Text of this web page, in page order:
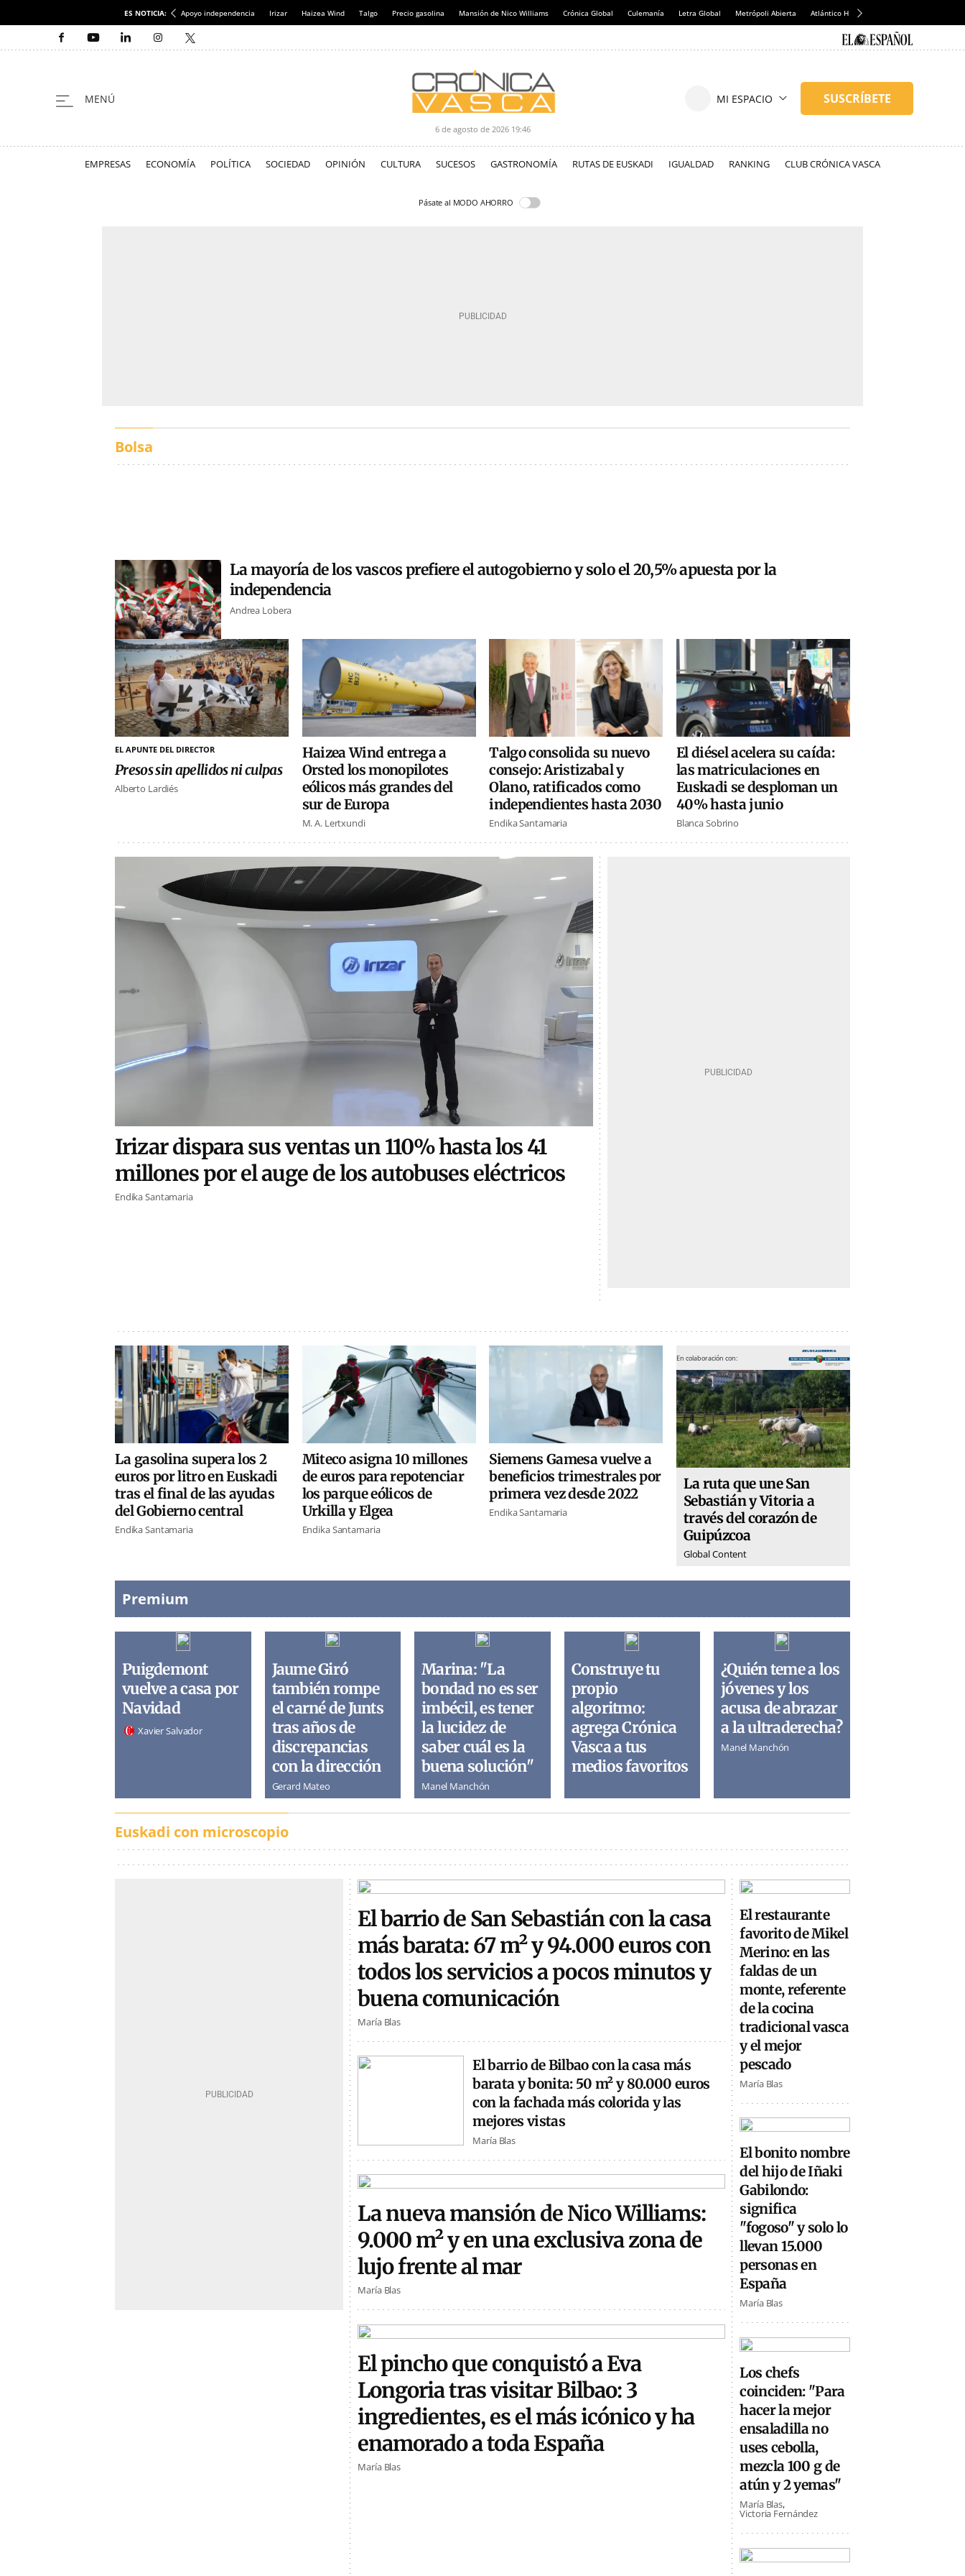
ES NOTICIA: Apoyo independencia Irizar Haizea Wind Talgo Precio gasolina Mansión de Nico Williams Crónica Global Culemanía Letra Global Metrópoli Abierta Atlántico Hoy
6 de agosto de 2026 19:46
EMPRESAS ECONOMÍA POLÍTICA SOCIEDAD OPINIÓN CULTURA SUCESOS GASTRONOMÍA RUTAS DE EUSKADI IGUALDAD RANKING CLUB CRÓNICA VASCA
Pásate al MODO AHORRO
Bolsa
La mayoría de los vascos prefiere el autogobierno y solo el 20,5% apuesta por la
independencia
Andrea Lobera
EL APUNTE DEL DIRECTOR
Presos sin apellidos ni culpas
Alberto Lardiés
Haizea Wind entrega a
Orsted los monopilotes
eólicos más grandes del
sur de Europa
M. A. Lertxundi
Talgo consolida su nuevo
consejo: Aristizabal y
Olano, ratificados como
independientes hasta 2030
Endika Santamaria
El diésel acelera su caída:
las matriculaciones en
Euskadi se desploman un
40% hasta junio
Blanca Sobrino
Irizar dispara sus ventas un 110% hasta los 41
millones por el auge de los autobuses eléctricos
Endika Santamaria
La gasolina supera los 2
euros por litro en Euskadi
tras el final de las ayudas
del Gobierno central
Endika Santamaria
Miteco asigna 10 millones
de euros para repotenciar
los parque eólicos de
Urkilla y Elgea
Endika Santamaria
Siemens Gamesa vuelve a
beneficios trimestrales por
primera vez desde 2022
Endika Santamaria
En colaboración con:
La ruta que une San
Sebastián y Vitoria a
través del corazón de
Guipúzcoa
Global Content
Premium
Puigdemont
vuelve a casa por
Navidad
Xavier Salvador
Jaume Giró
también rompe
el carné de Junts
tras años de
discrepancias
con la dirección
Gerard Mateo
Marina: "La
bondad no es ser
imbécil, es tener
la lucidez de
saber cuál es la
buena solución"
Manel Manchón
Construye tu
propio
algoritmo:
agrega Crónica
Vasca a tus
medios favoritos
¿Quién teme a los
jóvenes y los
acusa de abrazar
a la ultraderecha?
Manel Manchón
Euskadi con microscopio
El barrio de San Sebastián con la casa
más barata: 67 m² y 94.000 euros con
todos los servicios a pocos minutos y
buena comunicación
María Blas
El barrio de Bilbao con la casa más
barata y bonita: 50 m² y 80.000 euros
con la fachada más colorida y las
mejores vistas
María Blas
La nueva mansión de Nico Williams:
9.000 m² y en una exclusiva zona de
lujo frente al mar
María Blas
El pincho que conquistó a Eva
Longoria tras visitar Bilbao: 3
ingredientes, es el más icónico y ha
enamorado a toda España
María Blas
El restaurante
favorito de Mikel
Merino: en las
faldas de un
monte, referente
de la cocina
tradicional vasca
y el mejor
pescado
María Blas
El bonito nombre
del hijo de Iñaki
Gabilondo:
significa
"fogoso" y solo lo
llevan 15.000
personas en
España
María Blas
Los chefs
coinciden: "Para
hacer la mejor
ensaladilla no
uses cebolla,
mezcla 100 g de
atún y 2 yemas"
María Blas
Victoria Fernández